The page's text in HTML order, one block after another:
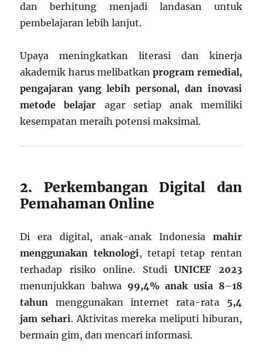
dan berhitung menjadi landasan untuk
pembelajaran lebih lanjut.
Upaya meningkatkan literasi dan kinerja
akademik harus melibatkanprogram remedial,
pengajaran yang lebih personal, dan inovasi
metode belajar agar setiap anak memiliki
kesempatan meraih potensi maksimal.
2. Perkembangan Digital dan
Pemahaman Online
Di era digital, anak-anak Indonesia mahir
menggunakan teknologi, tetapi tetap rentan
terhadap risiko online. StudiUNICEF 2023
menunjukkan bahwa 99,4% anak usia 8–18
tahun menggunakan internet rata-rata 5,4
jam sehari. Aktivitas mereka meliputi hiburan,
bermain gim, dan mencari informasi.